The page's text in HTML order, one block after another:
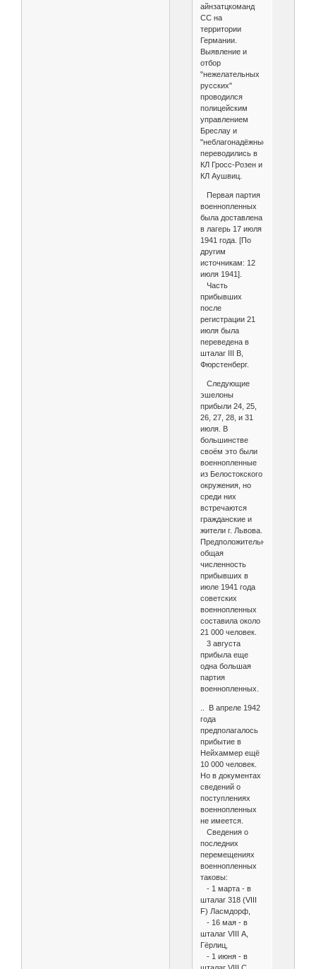
айнзатцкоманд
СС на
территории
Германии.
Выявление и
отбор
"нежелательных
русских"
проводился
полицейским
управлением
Бреслау и
"неблагонадёжные"
переводились в
КЛ Гросс-Розен и
КЛ Аушвиц.
Первая партия
военнопленных
была доставлена
в лагерь 17 июля
1941 года. [По
другим
источникам: 12
июля 1941].
Часть
прибывших
после
регистрации 21
июля была
переведена в
шталаг III B,
Фюрстенберг.
Следующие
эшелоны
прибыли 24, 25,
26, 27, 28, и 31
июля. В
большинстве
своём это были
военнопленные
из Белостокского
окружения, но
среди них
встречаются
гражданские и
жители г. Львова.
Предположительно,
общая
численность
прибывших в
июле 1941 года
советских
военнопленных
составила около
21 000 человек.
3 августа
прибыла еще
одна большая
партия
военнопленных.
.. В апреле 1942
года
предполагалось
прибытие в
Нейхаммер ещё
10 000 человек.
Но в документах
сведений о
поступлениях
военнопленных
не имеется.
Сведения о
последних
перемещениях
военнопленных
таковы:
- 1 марта - в
шталаг 318 (VIII
F) Ласмдорф,
- 16 мая - в
шталаг VIII А,
Гёрлиц,
- 1 июня - в